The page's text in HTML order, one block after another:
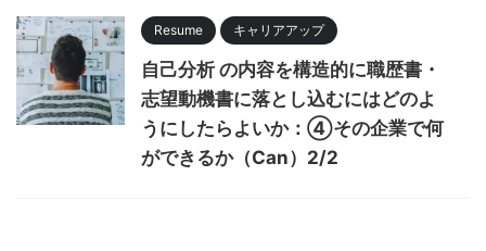
Resume キャリアアップ
自己分析 の内容を構造的に職歴書・
志望動機書に落とし込むにはどのよ
うにしたらよいか：④その企業で何
ができるか（Can）2/2